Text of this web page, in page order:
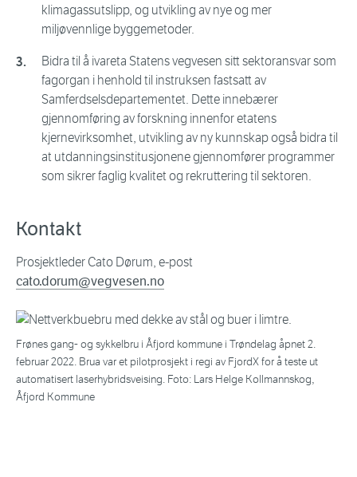
klimagassutslipp, og utvikling av nye og mer
miljøvennlige byggemetoder.
Bidra til å ivareta Statens vegvesen sitt sektoransvar som
fagorgan i henhold til instruksen fastsatt av
Samferdselsdepartementet. Dette innebærer
gjennomføring av forskning innenfor etatens
kjernevirksomhet, utvikling av ny kunnskap også bidra til
at utdanningsinstitusjonene gjennomfører programmer
som sikrer faglig kvalitet og rekruttering til sektoren.
Kontakt
Prosjektleder Cato Dørum, e-post
cato.dorum@vegvesen.no
Frønes gang- og sykkelbru i Åfjord kommune i Trøndelag åpnet 2.
februar 2022. Brua var et pilotprosjekt i regi av FjordX for å teste ut
automatisert laserhybridsveising. Foto: Lars Helge Kollmannskog,
Åfjord Kommune